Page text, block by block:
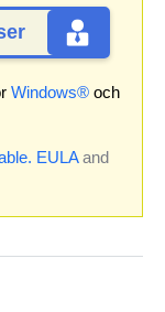
Windows® och
EULAand